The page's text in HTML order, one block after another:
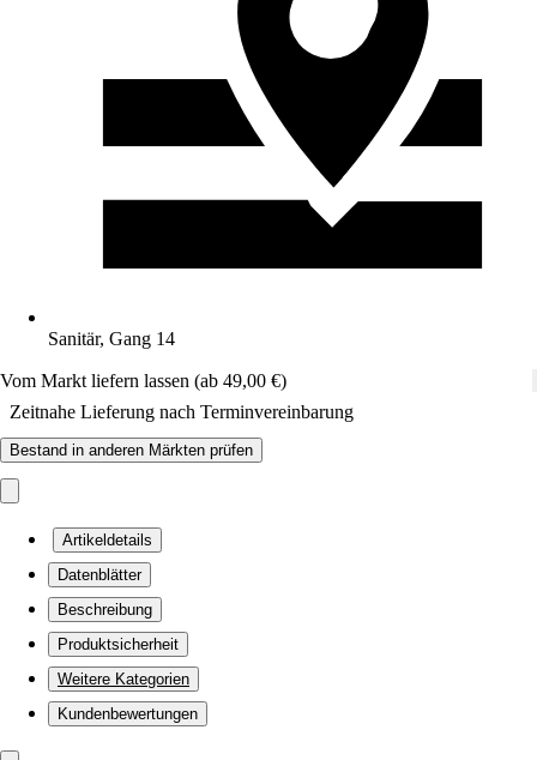
Sanitär, Gang 14
Vom Markt liefern lassen (ab 49,00 €)
Zeitnahe Lieferung nach Terminvereinbarung
Bestand in anderen Märkten prüfen
Artikeldetails
Datenblätter
Beschreibung
Produktsicherheit
Weitere Kategorien
Kundenbewertungen